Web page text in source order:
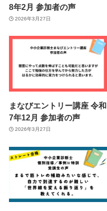
8年2月 参加者の声
2026年3月27日
まなびエントリー講座 令和
7年12月 参加者の声
2026年3月27日